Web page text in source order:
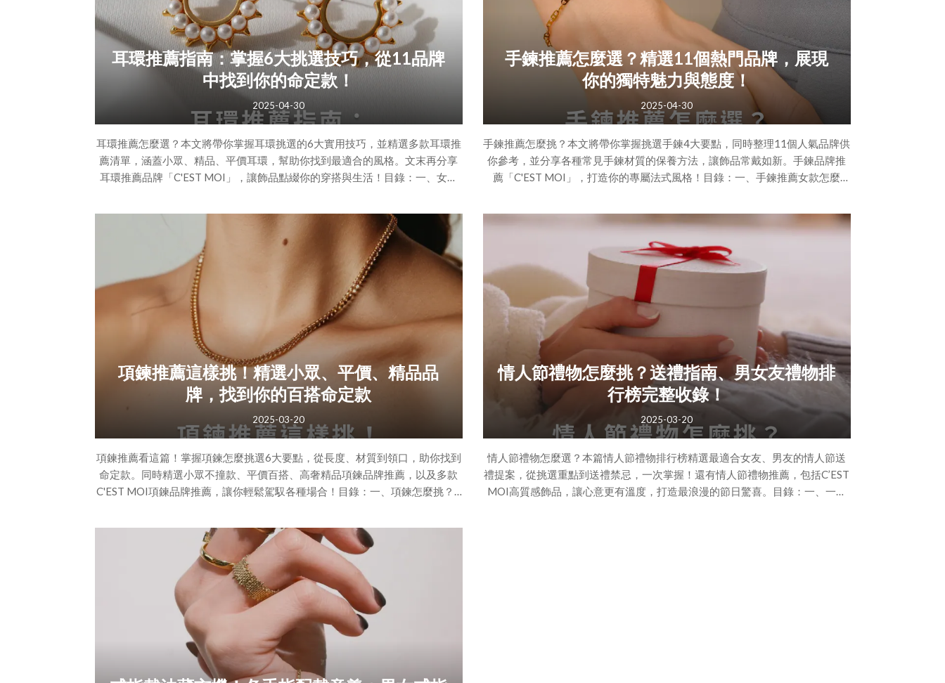
耳環推薦指南：掌握6大挑選技巧，從11品牌
中找到你的命定款！
2025-04-30
耳環推薦怎麼選？本文將帶你掌握耳環挑選的6大實用技巧，並精選多款耳環推
薦清單，涵蓋小眾、精品、平價耳環，幫助你找到最適合的風格。文末再分享
耳環推薦品牌「C'EST MOI」，讓飾品點綴你的穿搭與生活！目錄：一、女生
（二）考量耳環風格（三）選擇合適材質（四）設定預算範圍（五）是否具有
耳洞（六）留意配戴舒適度二、耳環推薦名單｜小眾、精品、平價耳環品牌大
集合！（一）小眾耳環推薦（二）精品耳環推薦（三）平價耳環推薦三、耳環
手鍊推薦怎麼選？精選11個熱門品牌，展現
你的獨特魅力與態度！
2025-04-30
手鍊推薦怎麼挑？本文將帶你掌握挑選手鍊4大要點，同時整理11個人氣品牌供
你參考，並分享各種常見手鍊材質的保養方法，讓飾品常戴如新。手鍊品牌推
薦「C'EST MOI」，打造你的專屬法式風格！目錄：一、手鍊推薦女款怎麼
體質挑選材質（三）依穿搭風格、場合挑選款式（四）依配戴習慣挑選扣頭設
計二、飾品控快收藏！11 個女生、情侶手鍊推薦品牌清單不藏私公開（一）
C’EST MOI（二）香奈兒（Chanel）（三）卡地亞（Cart
項鍊推薦這樣挑！精選小眾、平價、精品品
牌，找到你的百搭命定款
2025-03-20
項鍊推薦看這篇！掌握項鍊怎麼挑選6大要點，從長度、材質到領口，助你找到
命定款。同時精選小眾不撞款、平價百搭、高奢精品項鍊品牌推薦，以及多款
C'EST MOI項鍊品牌推薦，讓你輕鬆駕馭各種場合！目錄：一、項鍊怎麼挑？6
點 2：項鍊材質挑選要點 3：膚色挑選要點 4：場合挑選要點 5：穿衣風格挑選
要點 6：臉型二、女生項鍊推薦品牌排名│小眾不撞款 × 百搭平價 × 高奢精品
（一）小眾品牌項鍊推薦（二）平價品牌項鍊推薦（
情人節禮物怎麼挑？送禮指南、男女友禮物排
行榜完整收錄！
2025-03-20
情人節禮物怎麼選？本篇情人節禮物排行榜精選最適合女友、男友的情人節送
禮提案，從挑選重點到送禮禁忌，一次掌握！還有情人節禮物推薦，包括C’EST
MOI高質感飾品，讓心意更有溫度，打造最浪漫的節日驚喜。目錄：一、一年